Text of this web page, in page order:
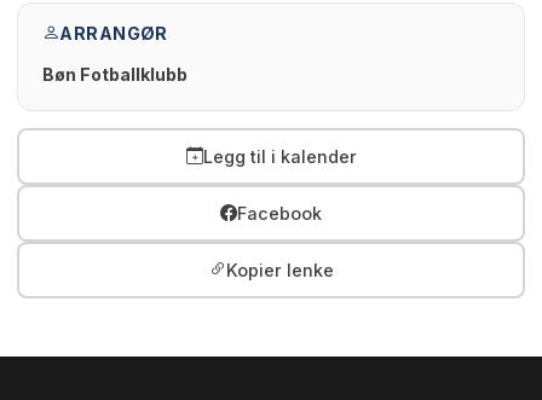
ARRANGØR
Bøn Fotballklubb
Legg til i kalender
Facebook
Kopier lenke